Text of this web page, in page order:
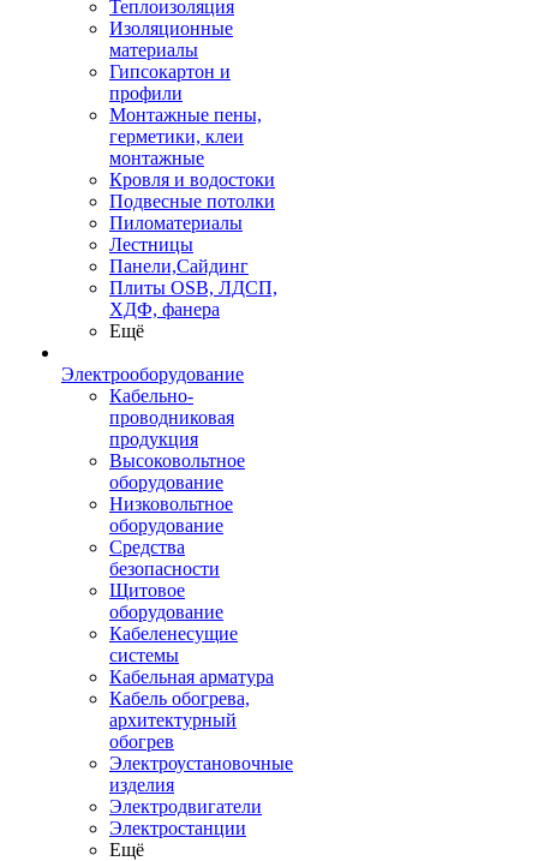
Теплоизоляция
Изоляционные
материалы
Гипсокартон и
профили
Монтажные пены,
герметики, клеи
монтажные
Кровля и водостоки
Подвесные потолки
Пиломатериалы
Лестницы
Панели,Сайдинг
Плиты OSB, ЛДСП,
ХДФ, фанера
Ещё
Электрооборудование
Кабельно-
проводниковая
продукция
Высоковольтное
оборудование
Низковольтное
оборудование
Средства
безопасности
Щитовое
оборудование
Кабеленесущие
системы
Кабельная арматура
Кабель обогрева,
архитектурный
обогрев
Электроустановочные
изделия
Электродвигатели
Электростанции
Ещё